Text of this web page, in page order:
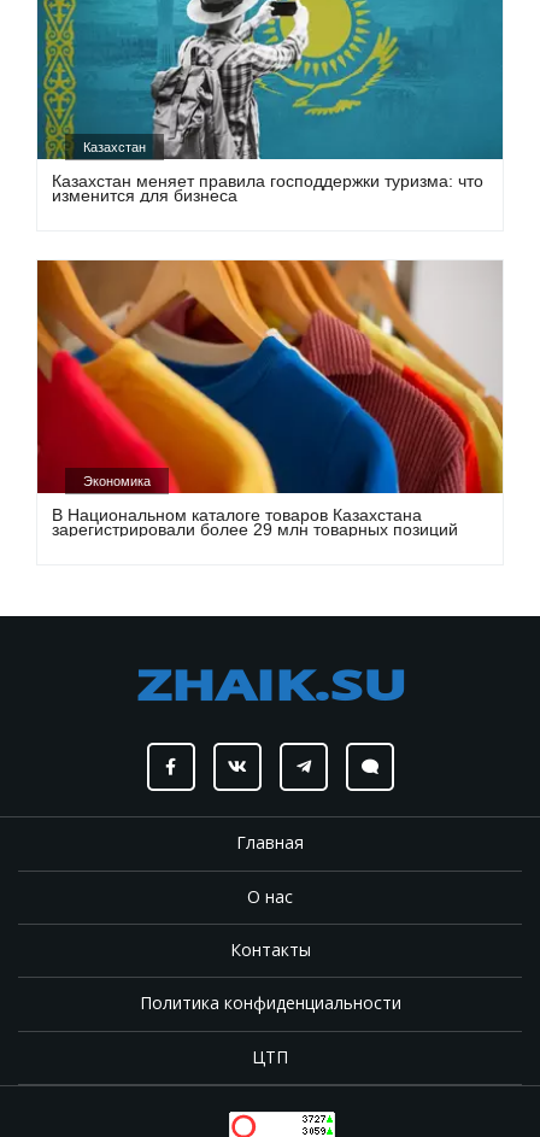
Казахстан
Казахстан меняет правила господдержки туризма: что
изменится для бизнеса
Экономика
В Национальном каталоге товаров Казахстана
зарегистрировали более 29 млн товарных позиций
Главная
О нас
Контакты
Политика конфиденциальности
ЦТП